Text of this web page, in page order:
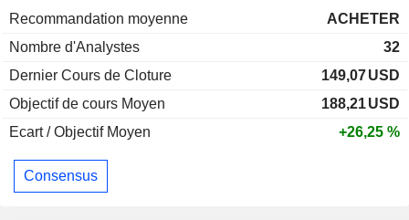
Recommandation moyenne
ACHETER
Nombre d'Analystes
32
Dernier Cours de Cloture
149,07USD
Objectif de cours Moyen
188,21USD
Ecart / Objectif Moyen
+26,25 %
Consensus